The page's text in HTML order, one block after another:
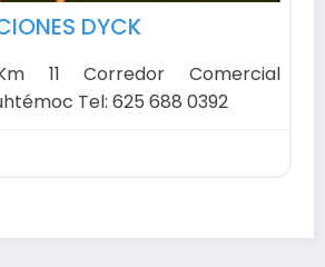
DYCK
Km 11 Corredor Comercial
Tel: 625 688 0392